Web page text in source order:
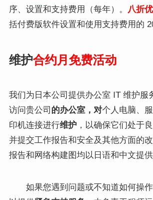
序、设置和支持费用（每年）。 八折优
括付费版软件设置和使用支持费用的
维护合约月免费活动
我们为日本公司提供办公室 IT 维护服
访问贵公司 的办公室，对个人电脑、
印机连接进行维护，以确保它们处于
并提交工作报告和安全及其他方面的
报告和网络构建图均以日语和中文提供
如果您遇到问题或不知道如何操作